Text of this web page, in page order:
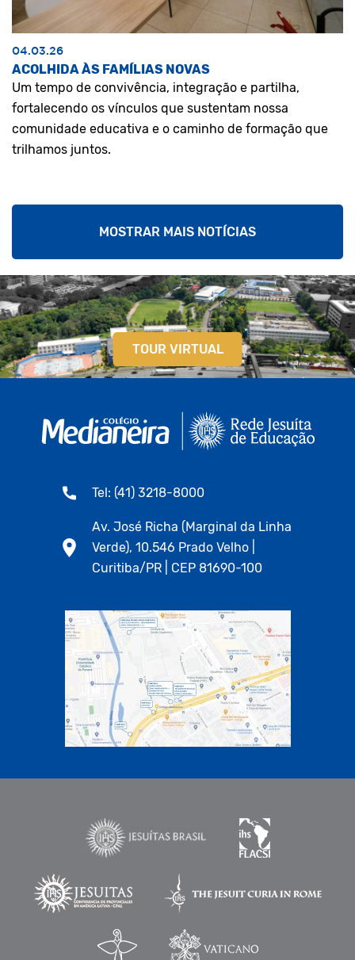
04.03.26
ACOLHIDA ÀS FAMÍLIAS NOVAS
Um tempo de convivência, integração e partilha,
fortalecendo os vínculos que sustentam nossa
comunidade educativa e o caminho de formação que
trilhamos juntos.
MOSTRAR MAIS NOTÍCIAS
TOUR VIRTUAL
Tel: (41) 3218-8000
Av. José Richa (Marginal da Linha
Verde), 10.546 Prado Velho |
Curitiba/PR | CEP 81690-100